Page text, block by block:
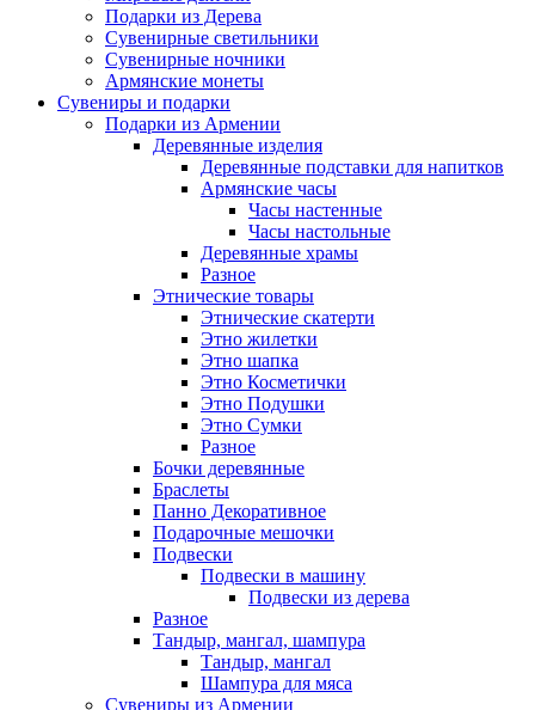
Подарки из Дерева
Сувенирные светильники
Сувенирные ночники
Армянские монеты
Сувениры и подарки
Подарки из Армении
Деревянные изделия
Деревянные подставки для напитков
Армянские часы
Часы настенные
Часы настольные
Деревянные храмы
Разное
Этнические товары
Этнические скатерти
Этно жилетки
Этно шапка
Этно Косметички
Этно Подушки
Этно Сумки
Разное
Бочки деревянные
Браслеты
Панно Декоративное
Подарочные мешочки
Подвески
Подвески в машину
Подвески из дерева
Разное
Тандыр, мангал, шампура
Тандыр, мангал
Шампура для мяса
Сувениры из Армении